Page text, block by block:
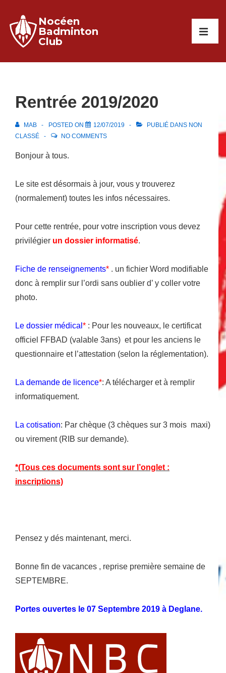
passer
contenu
principal
Nocéen
Badminton
Club
Rentrée 2019/2020
MAB POSTED ON 12/07/2019 PUBLIÉ DANS NON
CLASSÉ
NO COMMENTS
Bonjour à tous.
Le site est désormais à jour, vous y trouverez
(normalement) toutes les infos nécessaires.
Pour cette rentrée, pour votre inscription vous devez
privilégier un dossier informatisé.
Fiche de renseignements* . un fichier Word modifiable
donc à remplir sur l’ordi sans oublier d’ y coller votre
photo.
Le dossier médical * : Pour les nouveaux, le certificat
officiel FFBAD (valable 3ans) et pour les anciens le
questionnaire et l’attestation (selon la réglementation).
La demande de licence*: A télécharger et à remplir
informatiquement.
La cotisation: Par chèque (3 chèques sur 3 mois maxi)
ou virement (RIB sur demande).
*(Tous ces documents sont sur l’onglet :
inscriptions)
Pensez y dés maintenant, merci.
Bonne fin de vacances , reprise première semaine de
SEPTEMBRE.
Portes ouvertes le 07 Septembre 2019 à Deglane.